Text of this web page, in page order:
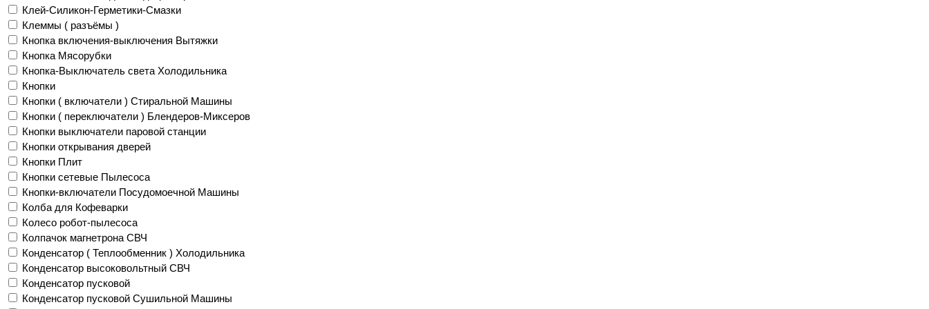
Клей-Силикон-Герметики-Смазки
Клеммы ( разъёмы )
Кнопка включения-выключения Вытяжки
Кнопка Мясорубки
Кнопка-Выключатель света Холодильника
Кнопки
Кнопки ( включатели ) Стиральной Машины
Кнопки ( переключатели ) Блендеров-Миксеров
Кнопки выключатели паровой станции
Кнопки открывания дверей
Кнопки Плит
Кнопки сетевые Пылесоса
Кнопки-включатели Посудомоечной Машины
Колба для Кофеварки
Колесо робот-пылесоса
Колпачок магнетрона СВЧ
Конденсатор ( Теплообменник ) Холодильника
Конденсатор высоковольтный СВЧ
Конденсатор пусковой
Конденсатор пусковой Сушильной Машины